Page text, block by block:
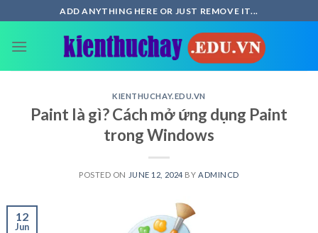
to
content
ADD ANYTHING HERE OR JUST REMOVE IT...
KIENTHUCHAY.EDU.VN
Paint là gì? Cách mở ứng dụng Paint
trong Windows
POSTED ON JUNE 12, 2024 BY ADMINCD
12
Jun